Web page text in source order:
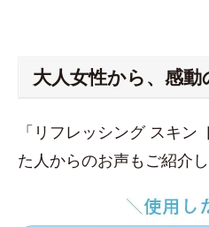
大人女性から、感動
「リフレッシング スキン
た人からのお声もご紹介し